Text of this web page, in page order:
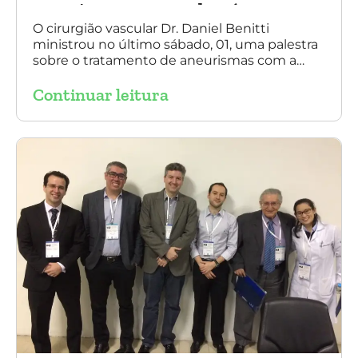
aneurismas com a endoprótese
multilayer, em Porto Alegre
O cirurgião vascular Dr. Daniel Benitti
ministrou no último sábado, 01, uma palestra
sobre o tratamento de aneurismas com a
foto, Dr. Daniel Benitti (ao centro) com os
Angiologia e Cirurgia Vascular do Rio Grande
do Sul.
Continuar leitura